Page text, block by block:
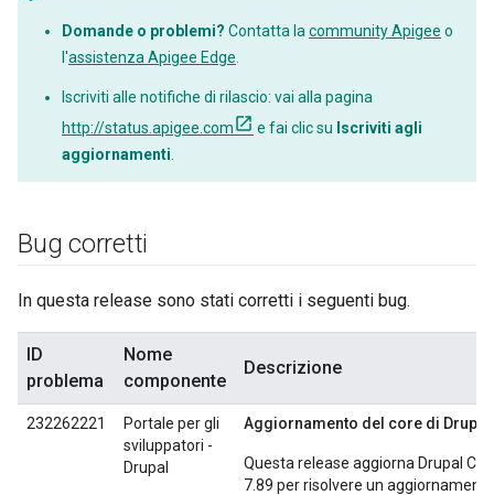
Domande o problemi? Contatta la community Apigee o
l'assistenza Apigee Edge
Iscriviti alle notifiche di rilascio: vai alla pagina
http://status.apigee.com
e fai clic su Iscriviti agli
aggiornamenti
Bug corretti
In questa release sono stati corretti i seguenti bug.
ID
problema
Nome
componente
Descrizione
232262221
Portale per gli
sviluppatori -
Drupal
Aggiornamento del core di Drupal
Questa release aggiorna Drupal
7.89 per risolvere un